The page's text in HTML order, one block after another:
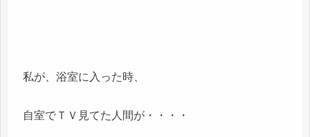
私が、浴室に入った時、
自室でＴＶ見てた人間が・・・・